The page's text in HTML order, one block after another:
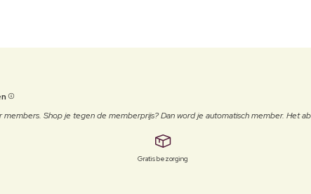
members. Shop je tegen de memberprijs? Dan word je automatisch member. Het
Gratis bezorging